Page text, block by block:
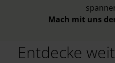
Mach mit uns
Entdecke